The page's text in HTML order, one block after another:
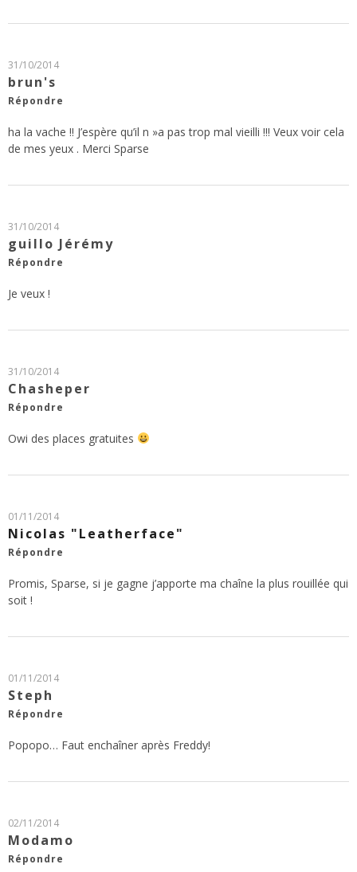
31/10/2014
brun's
Répondre
ha la vache !! J’espère qu’il n »a pas trop mal vieilli !!! Veux voir cela
de mes yeux . Merci Sparse
31/10/2014
guillo Jérémy
Répondre
Je veux !
31/10/2014
Chasheper
Répondre
Owi des places gratuites
01/11/2014
Nicolas "Leatherface"
Répondre
Promis, Sparse, si je gagne j’apporte ma chaîne la plus rouillée qui
soit !
01/11/2014
Steph
Répondre
Popopo… Faut enchaîner après Freddy!
02/11/2014
Modamo
Répondre